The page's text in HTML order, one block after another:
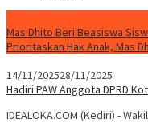
Mas Dhito Beri Beasiswa
Prioritaskan Hak Anak, Mas
14/11/202528/11/2025
Hadiri PAW Anggota DPRD
IDEALOKA.COM (Kediri) -